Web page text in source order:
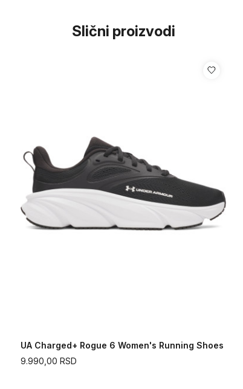
Slični proizvodi
UA Charged+ Rogue 6 Women's Running Shoes
9.990,00 RSD